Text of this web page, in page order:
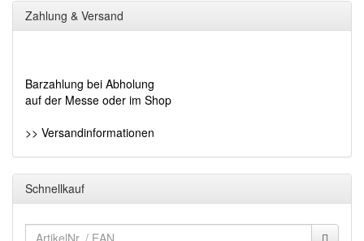
Zahlung & Versand
Barzahlung bei Abholung
auf der Messe oder im Shop
>> Versandinformationen
Schnellkauf